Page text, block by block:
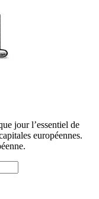
jour l’essentiel de
européennes.